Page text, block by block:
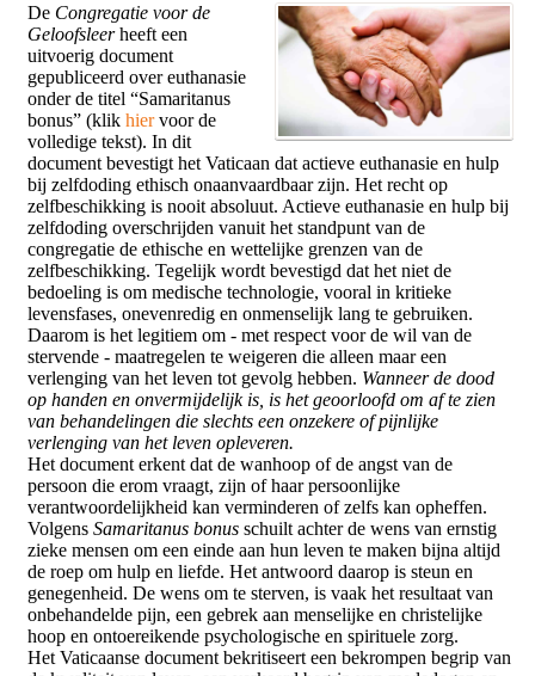
De Congregatie voor de
Geloofsleerheeft een
uitvoerig document
gepubliceerd over euthanasie
onder de titel “Samaritanus
bonus” (klik hiervoor de
volledige tekst). In dit
document bevestigt het Vaticaan dat actieve euthanasie en hulp
bij zelfdoding ethisch onaanvaardbaar zijn. Het recht op
zelfbeschikking is nooit absoluut. Actieve euthanasie en hulp bij
zelfdoding overschrijden vanuit het standpunt van de
congregatie de ethische en wettelijke grenzen van de
zelfbeschikking. Tegelijk wordt bevestigd dat het niet de
bedoeling is om medische technologie, vooral in kritieke
levensfases, onevenredig en onmenselijk lang te gebruiken.
Daarom is het legitiem om - met respect voor de wil van de
stervende - maatregelen te weigeren die alleen maar een
verlenging van het leven tot gevolg hebben. Wanneer de dood
op handen en onvermijdelijk is, is het geoorloofd om af te zien
van behandelingen die slechts een onzekere of pijnlijke
verlenging van het leven opleveren.
Het document erkent dat de wanhoop of de angst van de
persoon die erom vraagt, zijn of haar persoonlijke
verantwoordelijkheid kan verminderen of zelfs kan opheffen.
Volgens Samaritanus bonus schuilt achter de wens van ernstig
zieke mensen om een ​​einde aan hun leven te maken bijna altijd
de roep om hulp en liefde. Het antwoord daarop is steun en
genegenheid. De wens om te sterven, is vaak het resultaat van
onbehandelde pijn, een gebrek aan menselijke en christelijke
hoop en ontoereikende psychologische en spirituele zorg.
Het Vaticaanse document bekritiseert een bekrompen begrip van